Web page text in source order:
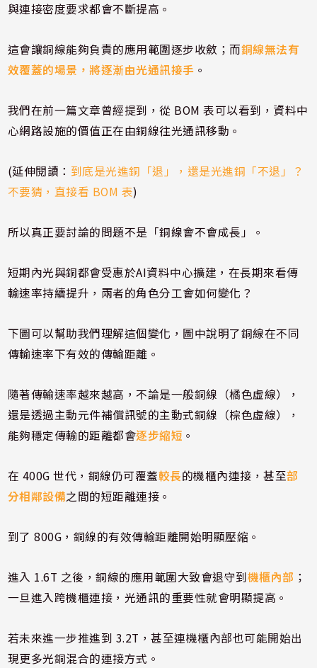
與連接密度要求都會不斷提高。
這會讓銅線能夠負責的應用範圍逐步收斂；而銅線無法有
效覆蓋的場景，將逐漸由光通訊接手 。
我們在前一篇文章曾經提到，從 BOM 表可以看到，資料中
心網路設施的價值正在由銅線往光通訊移動。
(延伸閱讀： 到底是光進銅「退」，還是光進銅「不退」？
不要猜，直接看 BOM 表)
所以真正要討論的問題不是「銅線會不會成長」。
短期內光與銅都會受惠於AI資料中心擴建，在長期來看傳
輸速率持續提升，兩者的角色分工會如何變化？
下圖可以幫助我們理解這個變化，圖中說明了銅線在不同
傳輸速率下有效的傳輸距離。
隨著傳輸速率越來越高，不論是一般銅線（橘色虛線），
還是透過主動元件補償訊號的主動式銅線（棕色虛線），
能夠穩定傳輸的距離都會逐步縮短 。
在 400G 世代，銅線仍可覆蓋較長的機櫃內連接，甚至部
分相鄰設備之間的短距離連接。
到了 800G，銅線的有效傳輸距離開始明顯壓縮。
進入 1.6T 之後，銅線的應用範圍大致會退守到機櫃內部 ；
一旦進入跨機櫃連接，光通訊的重要性就會明顯提高。
若未來進一步推進到 3.2T，甚至連機櫃內部也可能開始出
現更多光銅混合的連接方式。